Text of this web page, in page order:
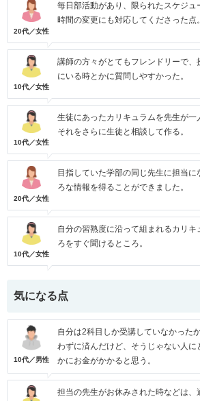
20代／女性
毎日部活動があり、限られたスケジ
時間の変更にも対応してくださった点。
10代／女性
講師の方々がとてもフレンドリーで
にいる時とかに質問しやすかった。
10代／女性
生徒にあったカリキュラムを先生が一
それをさらに生徒と相談して作る。
20代／女性
目指していた学部の同じ先生に担当
ろな情報を得ることができました。
10代／女性
自分の習熟度に沿って組まれるカリキ
ろをすぐ聞けるところ。
気になる点
10代／男性
自分は2科目しか受講していなかった
わずに済んだけど、そうじゃない人に
かにお金がかかると思う。
担当の先生がお休みされた時などは、